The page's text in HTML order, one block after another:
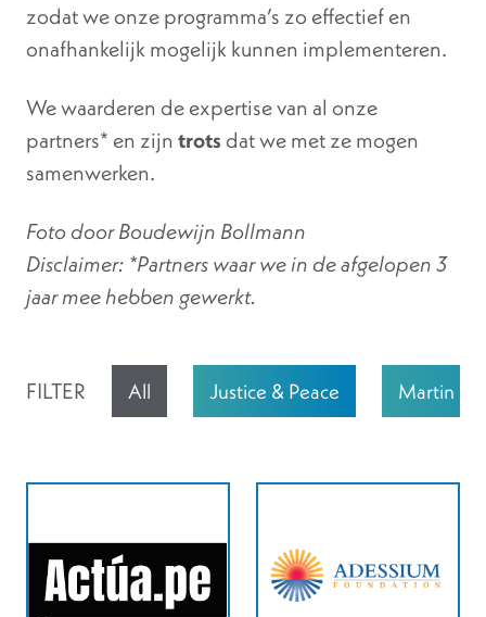
zodat we onze programma’s zo effectief en
onafhankelijk mogelijk kunnen implementeren.
We waarderen de expertise van al onze
partners* en zijntrotsdat we met ze mogen
samenwerken.
Foto door Boudewijn Bollmann
Disclaimer: *Partners waar we in de afgelopen 3
jaar mee hebben gewerkt.
FILTER All Justice & Peace Martin